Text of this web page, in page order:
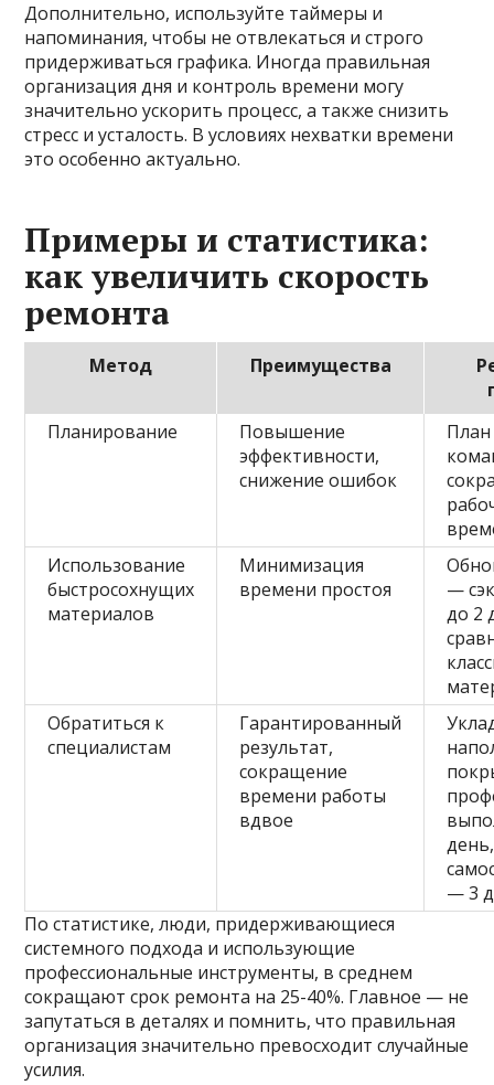
Дополнительно, используйте таймеры и
напоминания, чтобы не отвлекаться и строго
придерживаться графика. Иногда правильная
организация дня и контроль времени могу
значительно ускорить процесс, а также снизить
стресс и усталость. В условиях нехватки времени
это особенно актуально.
Примеры и статистика:
как увеличить скорость
ремонта
Метод Преимущества
Планирование
Повышение
эффективности,
снижение ошибок
Использование
быстросохнущих
материалов
Минимизация
времени простоя
—
до 2
Обратиться к
специалистам
Гарантированный
результат,
сокращение
времени работы
вдвое
день,
— 3
По статистике, люди, придерживающиеся
системного подхода и использующие
профессиональные инструменты, в среднем
сокращают срок ремонта на 25-40%. Главное — не
запутаться в деталях и помнить, что правильная
организация значительно превосходит случайные
усилия.